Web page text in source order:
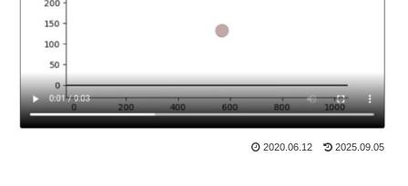
2020.06.12 2025.09.05